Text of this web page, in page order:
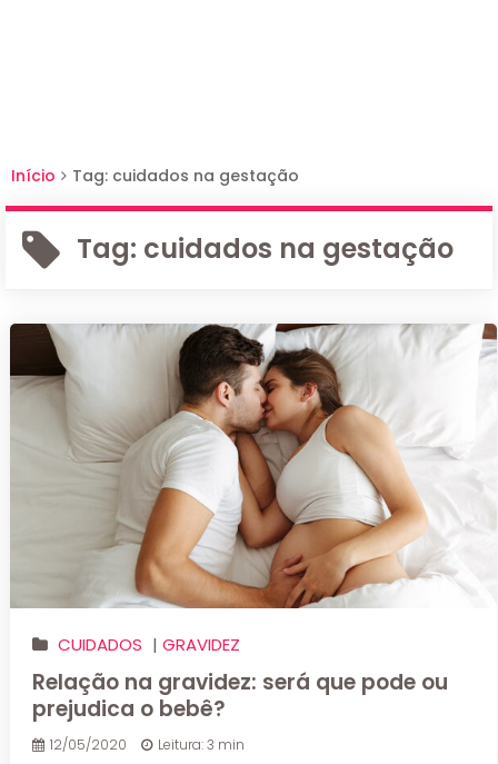
Início Tag: cuidados na gestação
Tag: cuidados na gestação
CUIDADOS |GRAVIDEZ
Relação na gravidez: será que pode ou
prejudica o bebê?
12/05/2020 Leitura: 3 min